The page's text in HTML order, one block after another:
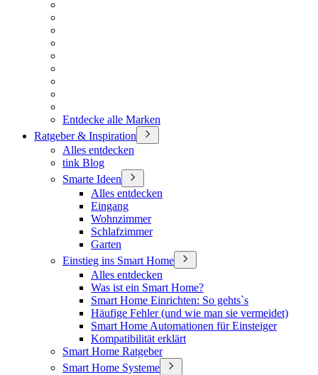
Entdecke alle Marken
Ratgeber & Inspiration
Alles entdecken
tink Blog
Smarte Ideen
Alles entdecken
Eingang
Wohnzimmer
Schlafzimmer
Garten
Einstieg ins Smart Home
Alles entdecken
Was ist ein Smart Home?
Smart Home Einrichten: So gehts`s
Häufige Fehler (und wie man sie vermeidet)
Smart Home Automationen für Einsteiger
Kompatibilität erklärt
Smart Home Ratgeber
Smart Home Systeme